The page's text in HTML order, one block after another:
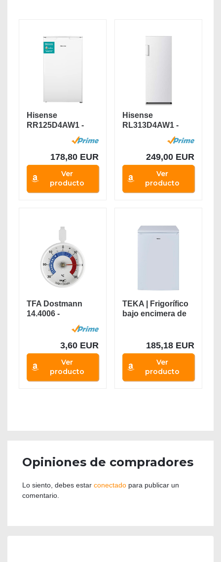
Hisense
RR125D4AW1 -
Pequeño Table...
178,80 EUR
Ver
producto
Hisense
RL313D4AW1 -
Frigorífico de Una
249,00 EUR
Ver
producto
TFA Dostmann
14.4006 -
3,60 EUR
Ver
producto
TEKA | Frigorífico
bajo encimera de
185,18 EUR
Ver
producto
Opiniones de compradores
Lo siento, debes estar conectado para publicar un
comentario.